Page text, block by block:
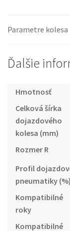
Parametre kolesa
Ďalšie
Hmotnosť
Celková šírka
dojazdového
kolesa (mm)
Rozmer R
Profil
pneumatiky (%)
Kompatibilné
roky
Kompatibilné